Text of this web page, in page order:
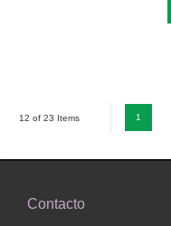
12 of 23 Items 1
Contacto